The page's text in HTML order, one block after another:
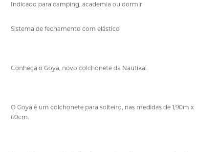
Indicado para camping, academia ou dormir
Sistema de fechamento com elástico
Conheça o Goya, novo colchonete da Nautika!
O Goya é um colchonete para solteiro, nas medidas de 1,90m x
60cm.